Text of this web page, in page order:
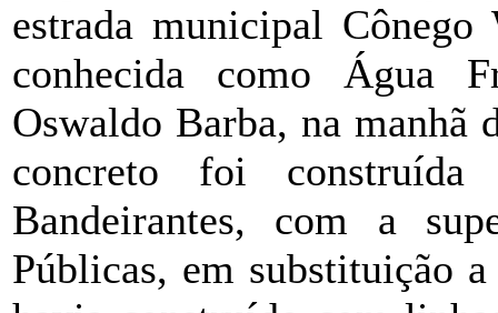
estrada municipal Cônego
conhecida como Água
Oswaldo Barba, na manhã
concreto foi
Bandeirantes, com a
Públicas, em substituição